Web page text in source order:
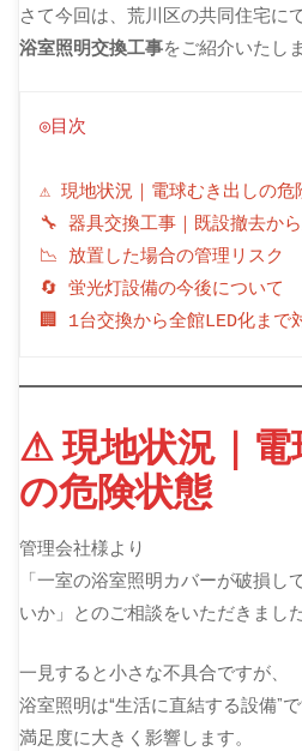
さて今回は、荒川区の共同住宅に
浴室照明交換工事をご紹介いたし
◎目次
⚠ 現地状況｜電球むき出しの危
🔧 器具交換工事｜既設撤去か
📉 放置した場合の管理リスク
🔄 蛍光灯設備の今後について
🏢 1台交換から全館LED化まで
⚠ 現地状況｜電
の危険状態
管理会社様より
「一室の浴室照明カバーが破損し
いか」とのご相談をいただきました
一見すると小さな不具合ですが、
浴室照明は“生活に直結する設備”
満足度に大きく影響します。